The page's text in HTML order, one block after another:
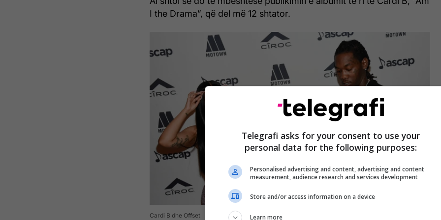
I the Drama”, që del më 12 shtator.
Cardi B dhe Offset
Telegrafi asks for your consent to use your
personal data for the following purposes:
Personalised advertising and content, advertising and content
measurement, audience research and services development
Store and/or access information on a device
Learn more